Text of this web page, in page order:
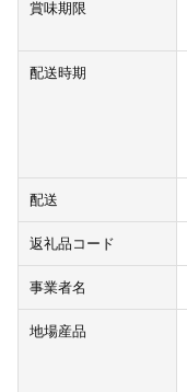
賞味期限
配送時期
配送
返礼品コード
事業者名
地場産品